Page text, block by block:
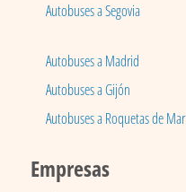
Autobuses a Segovia
Autobuses a Madrid
Autobuses a Gijón
Autobuses a Roquetas de Mar
Empresas